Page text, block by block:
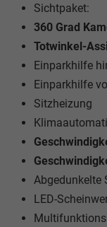
Sichtpaket:
360 Grad
Totwinkel-
Einparkhilfe
Einparkhilfe
Sitzheizung
Abgedunkelte
LED-